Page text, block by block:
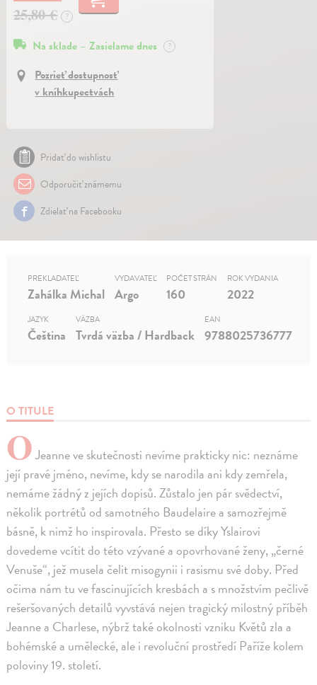
25,80 €
?
Na sklade – Zasielame dnes ?
Pozrieť dostupnosť
v kníhkupectvách
Pridať do wishlistu
Odporučiť známemu
Zdielať na Facebooku
O TITULE
OJeanne ve skutečnosti nevíme prakticky nic: neznáme
její pravé jméno, nevíme, kdy se narodila ani kdy zemřela,
nemáme žádný z jejích dopisů. Zůstalo jen pár svědectví,
několik portrétů od samotného Baudelaire a samozřejmě
básně, k nimž ho inspirovala. Přesto se díky Yslairovi
dovedeme vcítit do této vzývané a opovrhované ženy, „černé
Venuše“, jež musela čelit misogynii i rasismu své doby. Před
očima nám tu ve fascinujících kresbách a s množstvím pečlivě
rešeršovaných detailů vyvstává nejen tragický milostný příběh
Jeanne a Charlese, nýbrž také okolnosti vzniku Květů zla a
bohémské a umělecké, ale i revoluční prostředí Paříže kolem
poloviny 19. století.
PREKLADATEĽ
Zahálka Michal
VYDAVATEĽ
Argo
POČET STRÁN
160
ROK VYDANIA
2022
JAZYK
Čeština
VÄZBA
Tvrdá väzba / Hardback
EAN
9788025736777